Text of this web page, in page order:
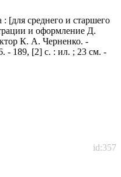
среднего и старшего
и оформление Д.
К. А. Черненко. -
- 189, [2] с. : ил. ; 23 см. -
id:357